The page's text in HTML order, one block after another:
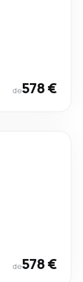
de578 €
de578 €